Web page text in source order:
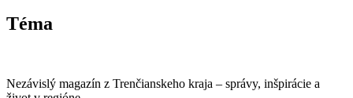
Téma
Nezávislý magazín z Trenčianskeho kraja – správy, inšpirácie a